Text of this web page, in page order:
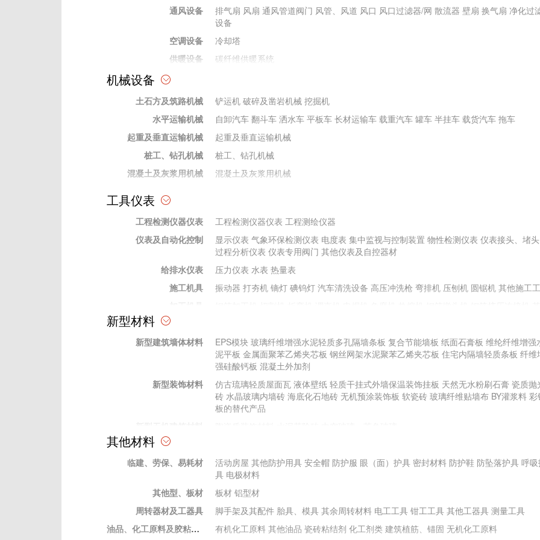
通风设备 排气扇 风扇 通风管道阀门 风管、风道 风口 风口过滤器/网 散流器 壁扇 换气扇 净化过
设备
空调设备
冷却塔
供暖设备
碳纤维供暖系统
热水、采暖锅炉设备
水暖及通风空调材料
机械设备
土石方及筑路机械 铲运机 破碎及凿岩机械 挖掘机
水平运输机械
自卸汽车 翻斗车 洒水车 平板车 长材运输车 载重汽车 罐车 半挂车 载货汽车 拖车
起重及垂直运输机械
起重及垂直运输机械
桩工、钻孔机械
桩工、钻孔机械
混凝土及灰浆用机械
混凝土及灰浆用机械
动力机械
动力机械
钻探及地下工程机械
钻探及地下工程机械 螺旋钻机 冲击器 潜水电钻机 水井钻机 勘探钻机 非开挖钻机 矿山
机 钻杆钻具 其他钻探及地下工程机械
工具仪表
工程检测仪器仪表 工程检测仪器仪表 工程测绘仪器
仪表及自动化控制
显示仪表 气象环保检测仪表 电度表 集中监视与控制装置 物性检测仪表 仪表接头、堵头
过程分析仪表 仪表专用阀门 其他仪表及自控器材
给排水仪表
压力仪表 水表 热量表
施工机具
振动器 打夯机 镝灯 碘钨灯 汽车清洗设备 高压冲洗枪 弯排机 压刨机 圆锯机 其他施工
电动工具
电动工具
手动工具 其他手动工具
水准仪 经纬仪 全站仪 游标卡尺
试验仪器
压力试验机 CBR土壤强度试验仪 土壤液塑限测定仪 土壤击实仪 砼试件标养箱 电子天平
砼回弹仪 水泥安定性测定仪 水泥凝结时间测定仪 其他试验仪器
新型材料
新型建筑墙体材料 EPS模块 玻璃纤维增强水泥轻质多孔隔墙条板 复合节能墙板 纸面石膏板 维纶纤维增强
泥平板 金属面聚苯乙烯夹芯板 钢丝网架水泥聚苯乙烯夹芯板 住宅内隔墙轻质条板 纤维
强硅酸钙板 混凝土外加剂
新型装饰材料
仿古琉璃轻质屋面瓦 液体壁纸 轻质干挂式外墙保温装饰挂板 天然无水粉刷石膏 瓷质抛
砖 水晶玻璃内墙砖 海底化石地砖 无机预涂装饰板 软瓷砖 玻璃纤维贴墙布 BY灌浆料 彩
板的替代产品
新型有机材料
新型金属建筑材料
装饰性金属表面膜 耐火钢 新型不锈钢 耐腐蚀性铝质装饰材料 高耐蚀性金属及钛合金建
其他材料
临建、劳保、易耗材 活动房屋 其他防护用具 安全帽 防护服 眼（面）护具 密封材料 防护鞋 防坠落护具 呼
具 电极材料
其他型、板材
板材 铝型材
周转器材及工器具
脚手架及其配件 胎具、模具 其余周转材料 电工工具 钳工工具 其他工器具 测量工具
油品、化工原料及胶粘材料
有机化工原料 其他油品 瓷砖粘结剂 化工剂类 建筑植筋、锚固 无机化工原料